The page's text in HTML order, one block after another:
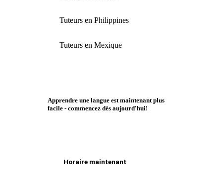
Tuteurs en Philippines
Tuteurs en Mexique
Apprendre une langue est maintenant plus
facile - commencez dès aujourd'hui!
Horaire maintenant